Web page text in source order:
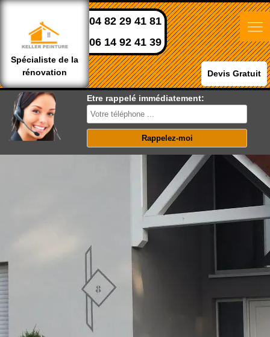
Spécialiste de la
rénovation
04 82 29 41 81
06 14 92 41 39
Devis Gratuit
Etre rappelé immédiatement: